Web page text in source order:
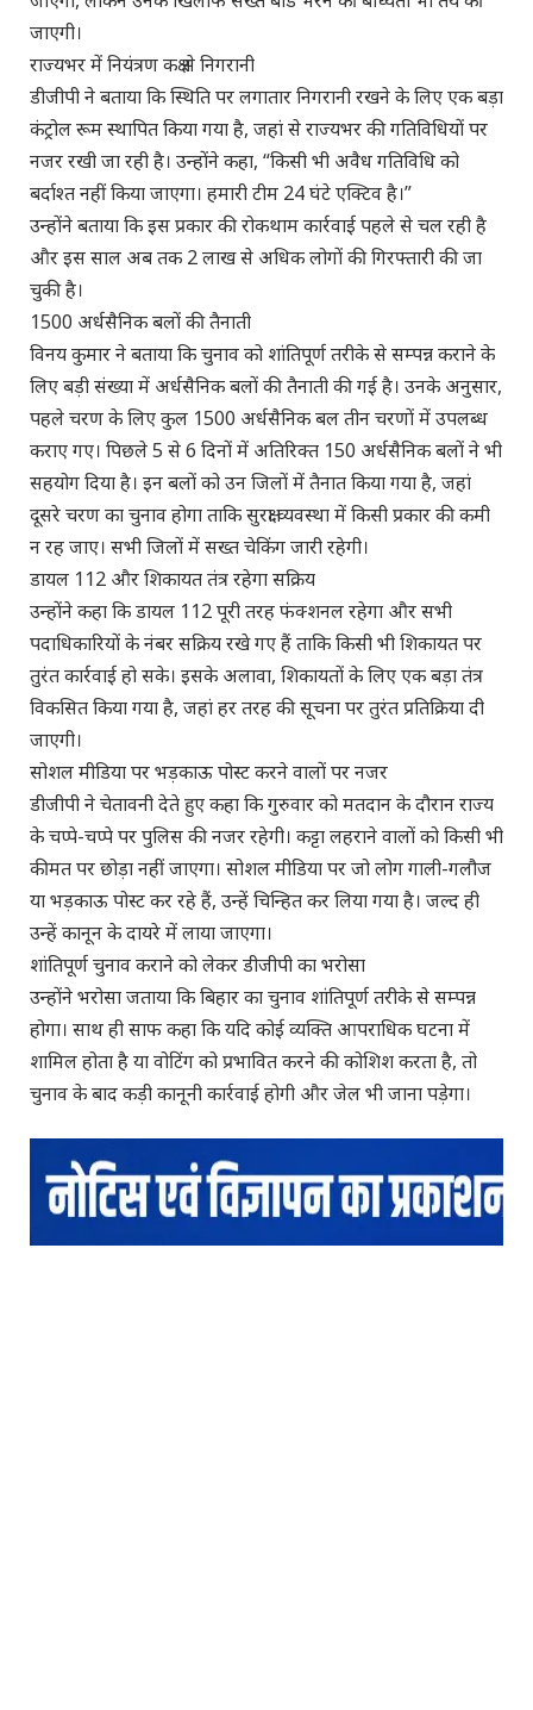
जाएगी।
राज्यभर में नियंत्रण कक्ष से निगरानी
डीजीपी ने बताया कि स्थिति पर लगातार निगरानी रखने के लिए एक बड़ा
कंट्रोल रूम स्थापित किया गया है, जहां से राज्यभर की गतिविधियों पर
नजर रखी जा रही है। उन्होंने कहा, “किसी भी अवैध गतिविधि को
बर्दाश्त नहीं किया जाएगा। हमारी टीम 24 घंटे एक्टिव है।”
उन्होंने बताया कि इस प्रकार की रोकथाम कार्रवाई पहले से चल रही है
और इस साल अब तक 2 लाख से अधिक लोगों की गिरफ्तारी की जा
चुकी है।
1500 अर्धसैनिक बलों की तैनाती
विनय कुमार ने बताया कि चुनाव को शांतिपूर्ण तरीके से सम्पन्न कराने के
लिए बड़ी संख्या में अर्धसैनिक बलों की तैनाती की गई है। उनके अनुसार,
पहले चरण के लिए कुल 1500 अर्धसैनिक बल तीन चरणों में उपलब्ध
कराए गए। पिछले 5 से 6 दिनों में अतिरिक्त 150 अर्धसैनिक बलों ने भी
सहयोग दिया है। इन बलों को उन जिलों में तैनात किया गया है, जहां
दूसरे चरण का चुनाव होगा ताकि सुरक्षा व्यवस्था में किसी प्रकार की कमी
न रह जाए। सभी जिलों में सख्त चेकिंग जारी रहेगी।
डायल 112 और शिकायत तंत्र रहेगा सक्रिय
उन्होंने कहा कि डायल 112 पूरी तरह फंक्शनल रहेगा और सभी
पदाधिकारियों के नंबर सक्रिय रखे गए हैं ताकि किसी भी शिकायत पर
तुरंत कार्रवाई हो सके। इसके अलावा, शिकायतों के लिए एक बड़ा तंत्र
विकसित किया गया है, जहां हर तरह की सूचना पर तुरंत प्रतिक्रिया दी
जाएगी।
सोशल मीडिया पर भड़काऊ पोस्ट करने वालों पर नजर
डीजीपी ने चेतावनी देते हुए कहा कि गुरुवार को मतदान के दौरान राज्य
के चप्पे-चप्पे पर पुलिस की नजर रहेगी। कट्टा लहराने वालों को किसी भी
कीमत पर छोड़ा नहीं जाएगा। सोशल मीडिया पर जो लोग गाली-गलौज
या भड़काऊ पोस्ट कर रहे हैं, उन्हें चिन्हित कर लिया गया है। जल्द ही
उन्हें कानून के दायरे में लाया जाएगा।
शांतिपूर्ण चुनाव कराने को लेकर डीजीपी का भरोसा
उन्होंने भरोसा जताया कि बिहार का चुनाव शांतिपूर्ण तरीके से सम्पन्न
होगा। साथ ही साफ कहा कि यदि कोई व्यक्ति आपराधिक घटना में
शामिल होता है या वोटिंग को प्रभावित करने की कोशिश करता है, तो
चुनाव के बाद कड़ी कानूनी कार्रवाई होगी और जेल भी जाना पड़ेगा।